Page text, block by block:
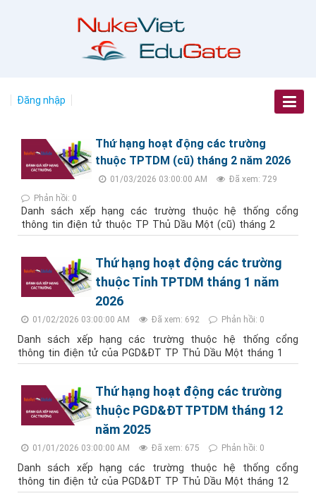
Đăng nhập
Thứ hạng hoạt động các trường
thuộc TPTDM (cũ) tháng 2 năm 2026
01/03/2026 03:00:00 AM
Đã xem: 729
Phản hồi: 0
Danh sách xếp hạng các trường thuộc hệ thống cổng
thông tin điện tử thuộc TP Thủ Dầu Một (cũ) tháng 2
Thứ hạng hoạt động các trường
thuộc Tỉnh TPTDM tháng 1 năm
2026
01/02/2026 03:00:00 AM Đã xem: 692 Phản hồi: 0
Danh sách xếp hạng các trường thuộc hệ thống cổng
thông tin điện tử của PGD&ĐT TP Thủ Dầu Một tháng 1
Thứ hạng hoạt động các trường
thuộc PGD&ĐT TPTDM tháng 12
năm 2025
01/01/2026 03:00:00 AM Đã xem: 675 Phản hồi: 0
Danh sách xếp hạng các trường thuộc hệ thống cổng
thông tin điện tử của PGD&ĐT TP Thủ Dầu Một tháng 12